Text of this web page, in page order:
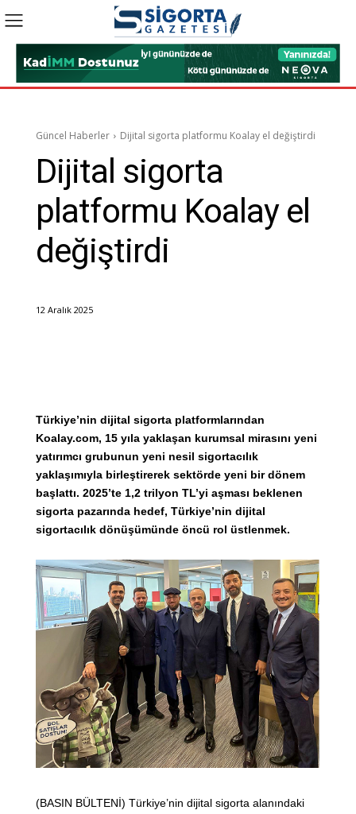
Güncel Haberler Dijital sigorta platformu Koalay el değiştirdi
Dijital sigorta
platformu Koalay el
değiştirdi
12 Aralık 2025
Türkiye’nin dijital sigorta platformlarından
Koalay.com, 15 yıla yaklaşan kurumsal mirasını yeni
yatırımcı grubunun yeni nesil sigortacılık
yaklaşımıyla birleştirerek sektörde yeni bir dönem
başlattı. 2025’te 1,2 trilyon TL’yi aşması beklenen
sigorta pazarında hedef, Türkiye’nin dijital
sigortacılık dönüşümünde öncü rol üstlenmek.
(BASIN BÜLTENİ) Türkiye’nin dijital sigorta alanındaki